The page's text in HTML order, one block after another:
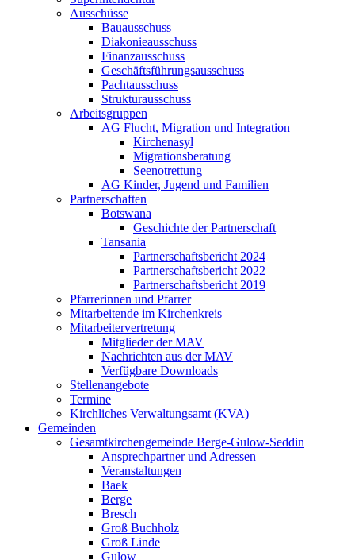
Ausschüsse
Bauausschuss
Diakonieausschuss
Finanzausschuss
Geschäftsführungsausschuss
Pachtausschuss
Strukturausschuss
Arbeitsgruppen
AG Flucht, Migration und Integration
Kirchenasyl
Migrationsberatung
Seenotrettung
AG Kinder, Jugend und Familien
Partnerschaften
Botswana
Geschichte der Partnerschaft
Tansania
Partnerschaftsbericht 2024
Partnerschaftsbericht 2022
Partnerschaftsbericht 2019
Pfarrerinnen und Pfarrer
Mitarbeitende im Kirchenkreis
Mitarbeitervertretung
Mitglieder der MAV
Nachrichten aus der MAV
Verfügbare Downloads
Stellenangebote
Termine
Kirchliches Verwaltungsamt (KVA)
Gemeinden
Gesamtkirchengemeinde Berge-Gulow-Seddin
Ansprechpartner und Adressen
Veranstaltungen
Baek
Berge
Bresch
Groß Buchholz
Groß Linde
Gulow